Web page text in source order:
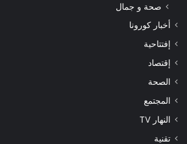
صحة و جمال
أخبار كورونا
إفتتاحية
إقتصاد
الصحة
المجتمع
النهار TV
تقنية